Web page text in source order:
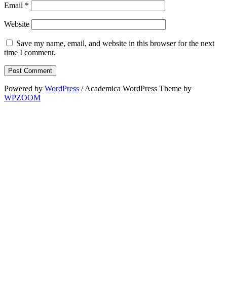
Email *
Website
Save my name, email, and website in this browser for the next
time I comment.
Powered by WordPress / Academica WordPress Theme by
WPZOOM